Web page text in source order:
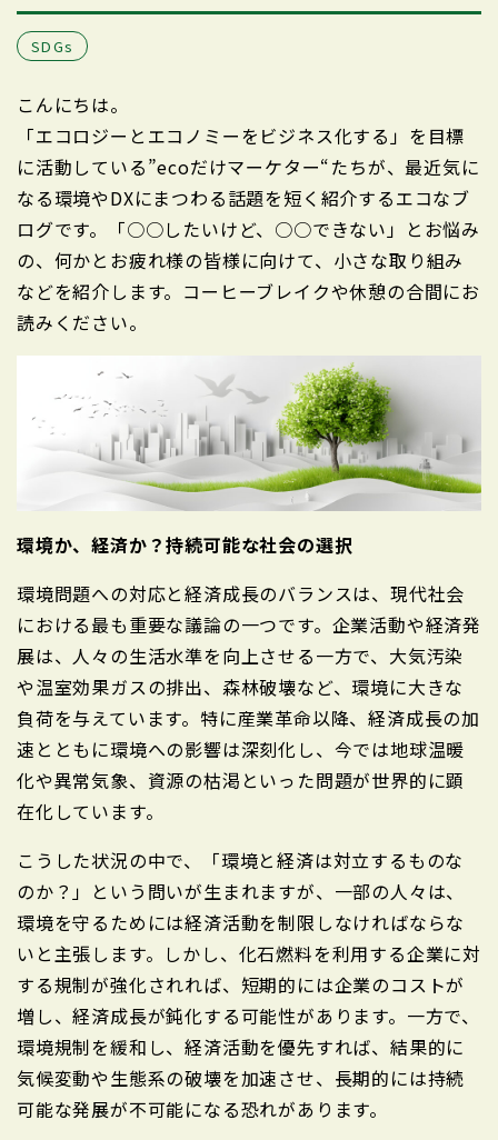
SDGs
こんにちは。
「エコロジーとエコノミーをビジネス化する」を目標
に活動している”ecoだけマーケター“たちが、最近気に
なる環境やDXにまつわる話題を短く紹介するエコなブ
ログです。「○○したいけど、○○できない」とお悩み
の、何かとお疲れ様の皆様に向けて、小さな取り組み
などを紹介します。コーヒーブレイクや休憩の合間にお
読みください。
環境か、経済か？持続可能な社会の選択
環境問題への対応と経済成長のバランスは、現代社会
における最も重要な議論の一つです。企業活動や経済発
展は、人々の生活水準を向上させる一方で、大気汚染
や温室効果ガスの排出、森林破壊など、環境に大きな
負荷を与えています。特に産業革命以降、経済成長の加
速とともに環境への影響は深刻化し、今では地球温暖
化や異常気象、資源の枯渇といった問題が世界的に顕
在化しています。
こうした状況の中で、「環境と経済は対立するものな
のか？」という問いが生まれますが、一部の人々は、
環境を守るためには経済活動を制限しなければならな
いと主張します。しかし、化石燃料を利用する企業に対
する規制が強化されれば、短期的には企業のコストが
増し、経済成長が鈍化する可能性があります。一方で、
環境規制を緩和し、経済活動を優先すれば、結果的に
気候変動や生態系の破壊を加速させ、長期的には持続
可能な発展が不可能になる恐れがあります。